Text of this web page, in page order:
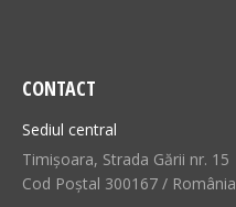
CONTACT
Sediul central
Timișoara, Strada Gării nr. 15
Cod Poștal 300167 / România